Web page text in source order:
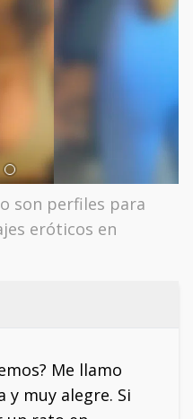
son perfiles para
eróticos en
Me llamo
y muy alegre. Si